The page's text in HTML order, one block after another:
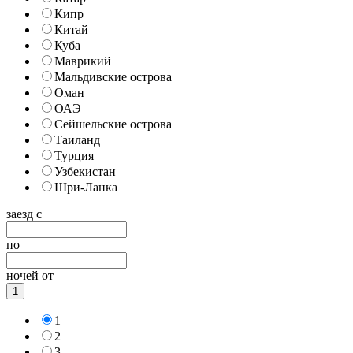
Кипр
Китай
Куба
Маврикий
Мальдивские острова
Оман
ОАЭ
Сейшельские острова
Таиланд
Турция
Узбекистан
Шри-Ланка
заезд с
по
ночей от
1
1
2